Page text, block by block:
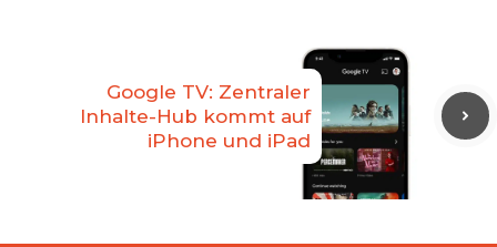
Google TV: Zentraler
Inhalte-Hub kommt auf
iPhone und iPad